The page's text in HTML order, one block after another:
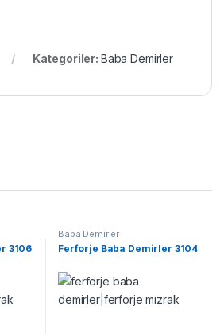
Kategoriler: Baba Demirler
3106
Baba Demirler
Ferforje Baba Demirler 3104